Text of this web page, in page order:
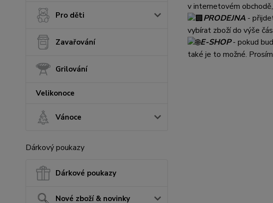
Pro děti
Zavařování
Grilování
Velikonoce
Vánoce
Dárkový poukazy
Dárkové poukazy
Nové zboží & novinky
v internetovém
PRODEJNA-
vybírat zboží do výše
E-SHOP- pokud
také je to možné.